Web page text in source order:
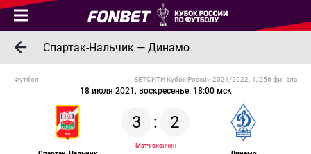
Спартак-Нальчик — Динамо
Футбол
18 июля 2021, воскресенье. 18:00 мск
БЕТСИТИ Кубок России 2021/2022. 1/256 финала
3 : 2
Матч окончен